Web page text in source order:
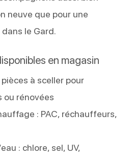
neuve que pour une
le Gard.
en magasin
à sceller pour
ou rénovées
: PAC, réchauffeurs,
: chlore, sel, UV,